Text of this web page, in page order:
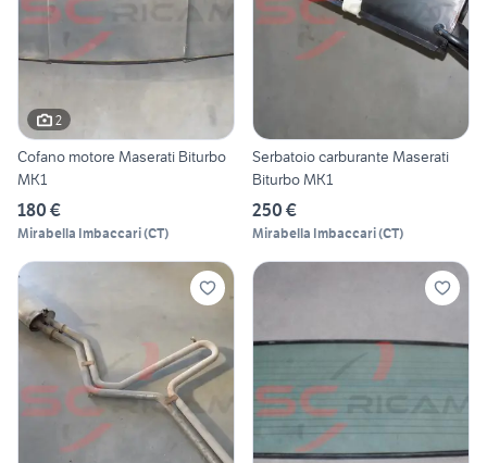
2
Cofano motore Maserati Biturbo
MK1
180 €
Mirabella Imbaccari(CT)
Serbatoio carburante Maserati
Biturbo MK1
250 €
Mirabella Imbaccari(CT)